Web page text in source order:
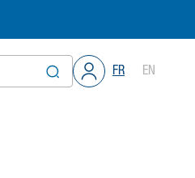
FR EN